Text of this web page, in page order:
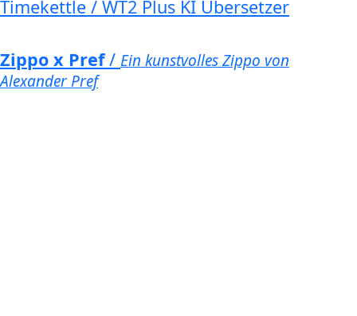
Timekettle / WT2 Plus KI Übersetzer
Zippo x Pref/ Ein kunstvolles Zippo von
Alexander Pref